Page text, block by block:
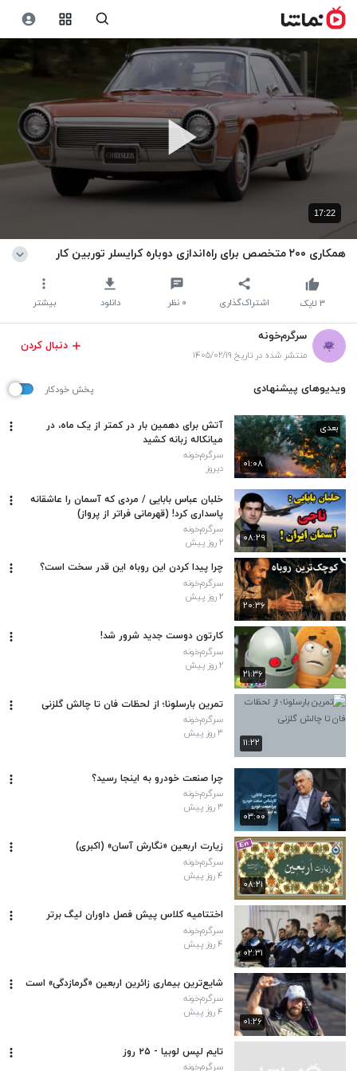
17:22
همکاری ۲۰۰ متخصص برای راه‌اندازی دوباره کرایسلر توربین کار
اشتراک‌گذاری ۰ نظر دانلود بیشتر ۳ لایک
سرگرم‌خونه
منتشر شده در تاریخ ۱۴۰۵/۰۲/۱۹
دنبال کردن
ویدیوهای پیشنهادی پخش خودکار
۰۱:۰۸
بعدی
آتش برای دهمین بار در کمتر از یک ماه، در
میانکاله زبانه کشید
سرگرم‌خونه
دیروز
۰۸:۲۹
خلبان عباس بابایی / مردی که آسمان را عاشقانه
پاسداری کرد! (قهرمانی فراتر از پرواز)
سرگرم‌خونه
۲ روز پیش
۲۰:۳۶
چرا پیدا کردن این روباه این قدر سخت است؟
سرگرم‌خونه
۲ روز پیش
۲۱:۳۶
کارتون دوست جدید شرور شد!
سرگرم‌خونه
۲ روز پیش
۱۱:۲۲
تمرین بارسلونا؛ از لحظات فان تا چالش گلزنی
سرگرم‌خونه
۳ روز پیش
۰۳:۰۰
چرا صنعت خودرو به اینجا رسید؟
سرگرم‌خونه
۳ روز پیش
۰۸:۲۱
زیارت اربعین «نگارش آسان» (اکبری)
سرگرم‌خونه
۴ روز پیش
۰۲:۳۱
اختتامیه کلاس پیش فصل داوران لیگ برتر
سرگرم‌خونه
۴ روز پیش
۰۱:۲۶
شایع‌ترین بیماری زائرین اربعین «گرمازدگی» است
سرگرم‌خونه
۴ روز پیش
تایم لپس لوبیا - ۲۵ روز
سرگرم‌خونه